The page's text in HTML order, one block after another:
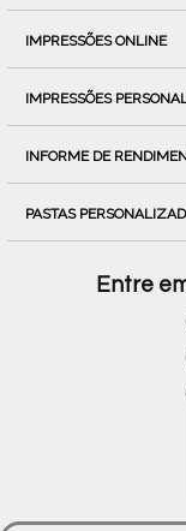
IMPRESSÕES ONLINE
IMPRESSÕES
INFORME DE
PASTAS
Entre